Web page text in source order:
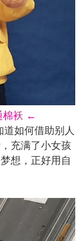
棉袄 ←
如何借助别人
充满了小女孩
想，正好用自